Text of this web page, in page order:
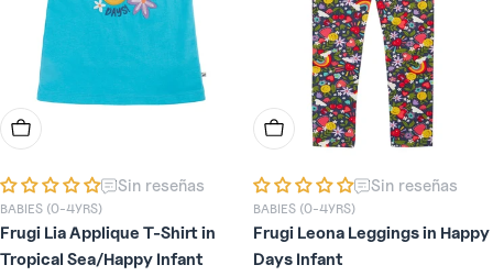
Elige Opciones
Sin reseñas
BABIES (0-4YRS)
Frugi Lia Applique T-Shirt in
Tropical Sea/Happy Infant
Elige Opciones
Sin reseñas
BABIES (0-4YRS)
Frugi Leona Leggings in Happy
Days Infant